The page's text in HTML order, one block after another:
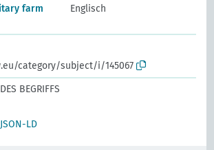
farm
Englisch
category/subject/i/145067
BEGRIFFS
JSON-LD